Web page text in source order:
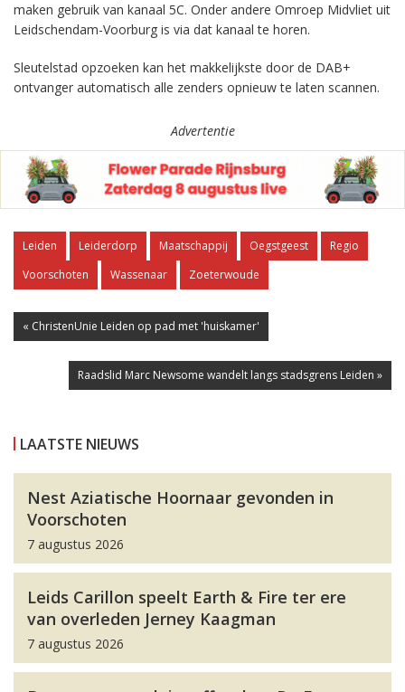
maken gebruik van kanaal 5C. Onder andere Omroep Midvliet uit
Leidschendam-Voorburg is via dat kanaal te horen.
Sleutelstad opzoeken kan het makkelijkste door de DAB+
ontvanger automatisch alle zenders opnieuw te laten scannen.
Advertentie
Leiden Leiderdorp Maatschappij Oegstgeest
Regio
Voorschoten
Wassenaar Zoeterwoude
« ChristenUnie Leiden op pad met 'huiskamer'
Raadslid Marc Newsome wandelt langs stadsgrens Leiden »
LAATSTE NIEUWS
Nest Aziatische Hoornaar gevonden in
Voorschoten
7 augustus 2026
Leids Carillon speelt Earth & Fire ter ere
van overleden Jerney Kaagman
7 augustus 2026